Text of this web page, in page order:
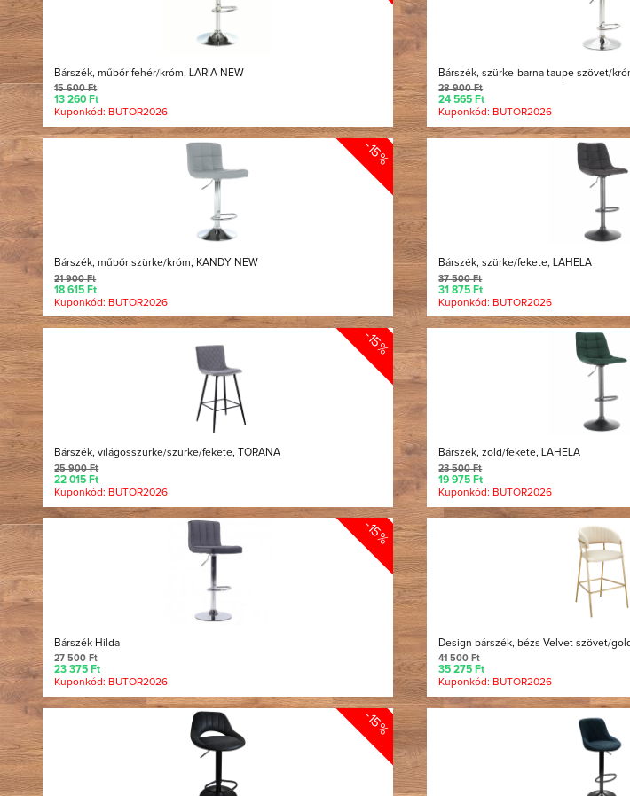
Bárszék, műbőr fehér/króm, LARIA NEW
15 600 Ft
13 260 Ft
Kuponkód: BUTOR2026
Bárszék, szürke-barna taupe szövet/
28 900 Ft
24 565 Ft
Kuponkód: BUTOR2026
-15%
Bárszék, műbőr szürke/króm, KANDY NEW
21 900 Ft
18 615 Ft
Kuponkód: BUTOR2026
Bárszék, szürke/fekete, LAHELA
37 500 Ft
31 875 Ft
Kuponkód: BUTOR2026
-15%
Bárszék, világosszürke/szürke/fekete, TORANA
25 900 Ft
22 015 Ft
Kuponkód: BUTOR2026
Bárszék, zöld/fekete, LAHELA
23 500 Ft
19 975 Ft
Kuponkód: BUTOR2026
-15%
Bárszék Hilda
27 500 Ft
23 375 Ft
Kuponkód: BUTOR2026
Design bárszék, bézs Velvet szövet/
41 500 Ft
35 275 Ft
Kuponkód: BUTOR2026
-15%